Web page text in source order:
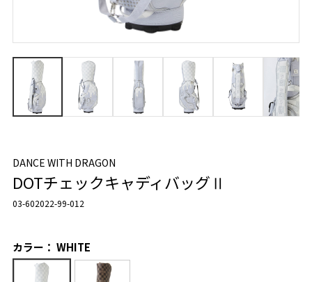
DANCE WITH DRAGON
DOTチェックキャディバッグⅡ
03-602022-99-012
カラー： WHITE